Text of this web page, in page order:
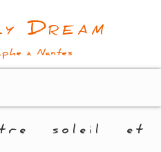
Dream
à Nantes
soleil et